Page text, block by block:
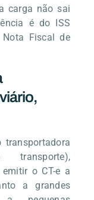
carga não sai
é do ISS
Fiscal de
transportadora
o CT-e a
a grandes